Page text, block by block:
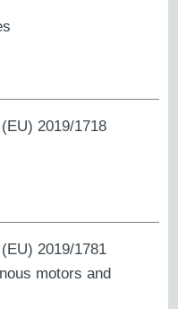
2019/1718
2019/1781
motors and